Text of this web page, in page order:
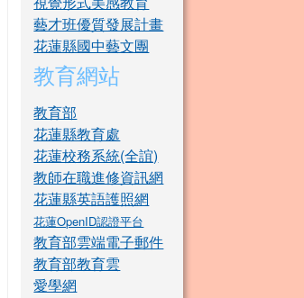
藝才班優質發展計畫
花蓮縣國中藝文團
教育網站
教育部
花蓮縣教育處
花蓮校務系統(全誼)
教師在職進修資訊網
花蓮縣英語護照網
花蓮OpenID認證平台
教育部雲端電子郵件
教育部教育雲
愛學網